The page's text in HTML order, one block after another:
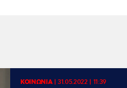
ΚΟΙΝΩΝΙΑ|31.05.2022 | 11:39